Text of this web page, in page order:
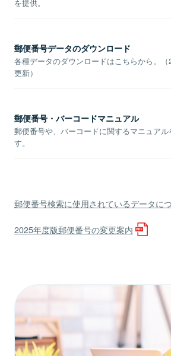
を提供。
郵便番号データのダウンロード
各種データのダウンロードはこちらから。（
更新）
郵便番号・バーコードマニュアル
郵便番号や、バーコードに関するマニュアル
す。
郵便番号検索に使用されているデータに
2025年度版郵便番号の変更案内